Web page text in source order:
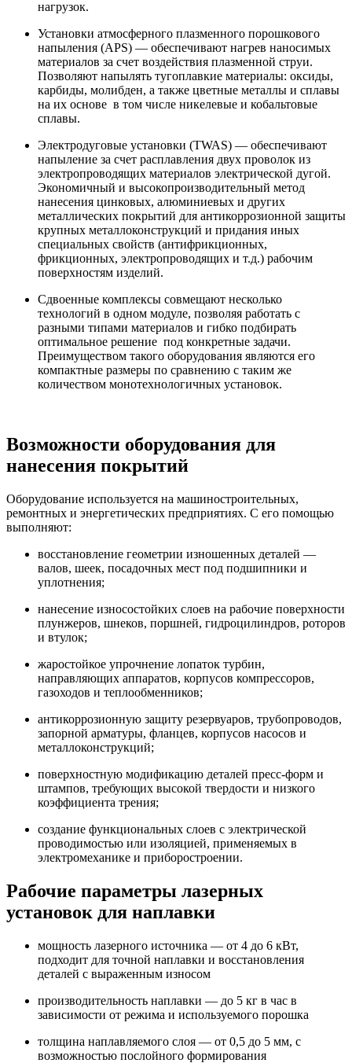
нагрузок.
Установки атмосферного плазменного порошкового
напыления (APS) — обеспечивают нагрев наносимых
материалов за счет воздействия плазменной струи.
Позволяют напылять тугоплавкие материалы: оксиды,
карбиды, молибден, а также цветные металлы и сплавы
на их основе в том числе никелевые и кобальтовые
сплавы.
Электродуговые установки (TWAS) — обеспечивают
напыление за счет расплавления двух проволок из
электропроводящих материалов электрической дугой.
Экономичный и высокопроизводительный метод
нанесения цинковых, алюминиевых и других
металлических покрытий для антикоррозионной защиты
крупных металлоконструкций и придания иных
специальных свойств (антифрикционных,
фрикционных, электропроводящих и т.д.) рабочим
поверхностям изделий.
Сдвоенные комплексы совмещают несколько
технологий в одном модуле, позволяя работать с
разными типами материалов и гибко подбирать
оптимальное решение под конкретные задачи.
Преимуществом такого оборудования являются его
компактные размеры по сравнению с таким же
количеством монотехнологичных установок.
Возможности оборудования для
нанесения покрытий
Оборудование используется на машиностроительных,
ремонтных и энергетических предприятиях. С его помощью
выполняют:
восстановление геометрии изношенных деталей —
валов, шеек, посадочных мест под подшипники и
уплотнения;
нанесение износостойких слоев на рабочие поверхности
плунжеров, шнеков, поршней, гидроцилиндров, роторов
и втулок;
жаростойкое упрочнение лопаток турбин,
направляющих аппаратов, корпусов компрессоров,
газоходов и теплообменников;
антикоррозионную защиту резервуаров, трубопроводов,
запорной арматуры, фланцев, корпусов насосов и
металлоконструкций;
поверхностную модификацию деталей пресс-форм и
штампов, требующих высокой твердости и низкого
коэффициента трения;
создание функциональных слоев с электрической
проводимостью или изоляцией, применяемых в
электромеханике и приборостроении.
Рабочие параметры лазерных
установок для наплавки
мощность лазерного источника — от 4 до 6 кВт,
подходит для точной наплавки и восстановления
деталей с выраженным износом
производительность наплавки — до 5 кг в час в
зависимости от режима и используемого порошка
толщина наплавляемого слоя — от 0,5 до 5 мм, с
возможностью послойного формирования